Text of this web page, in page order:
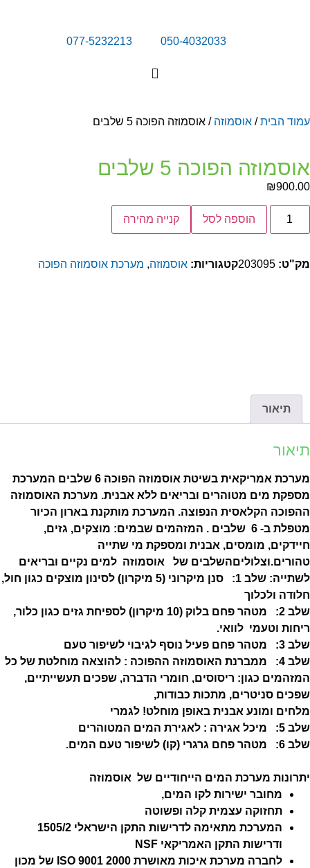
050-4032033
077-5232213
הבית/אוסמוזה/ אוסמוזה הפוכה 5 שלבים
הפוכה 5 שלבים
₪
הוספה לסל קנייה מהירה
203095קטגוריות: אוסמוזה,מערכת אוסמוזה הפוכה
תיאור
מערכת אמריקאית בשיטת אוסמוזה הפוכה 6 שלבים המערכת
מים מטוהרים ובריאים ללא אבנית. מערכת האוסמוזה
הקלאסית הנפוצה. המערכת מותקנת בארון הכיור
מטפלת ב- 6 שלבים . המזהמים שבמים: מוצקים, גזים,
מומסים, אבנית ומספקת מי שתייה
השלבים של אוסמוזה למים נקיים ובריאים
שלב 1: סנן מיקרוני (5 מיקרון) לסינון מוצקים כגון חול,
ולכלוך
שלב 2: מטהר פחם בלוק (10 מיקרון) לספיחת גזים כגון כלור,
וטעמי לוואי.
פעיל נוסף לגיבוי לשיפור טעם
שלב 4: ממברנת האוסמוזה ההפוכה : להוצאה מוחלטת של כל
כגון: ריסוסים, חומרי הדברה, שפכים תעשייתיים,
סניטרים, מתכות כבודות,
ומונע אבנית באופן מוחלט! לגמרי
: לאגירת המים המטוהרים
גרגרי (קו) לשיפור טעם המים.
מערכת המים הייחודיים של אוסמוזה
מחובר ישירות לקו המים,
תחזוקה עצמית קלה ופשוטה
המערכת מתאימה לדרישות התקן הישראלי 1505/2
ודרישות התקן האמריקאי NSF
לחברה מערכת איכות מאושרת ISO 9001 2000 של מכון